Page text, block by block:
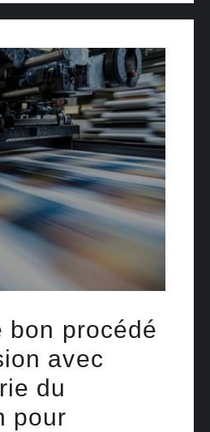
bon procédé
avec
du
pour